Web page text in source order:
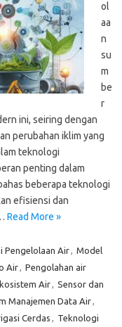
ol
aa
n
su
m
be
r
ini, seiring dengan
perubahan iklim yang
teknologi
penting dalam
beberapa teknologi
efisiensi dan
Read More »
Pengelolaan Air, Model
Air, Pengolahan air
Air, Sensor dan
Manajemen Data Air,
Cerdas , Teknologi